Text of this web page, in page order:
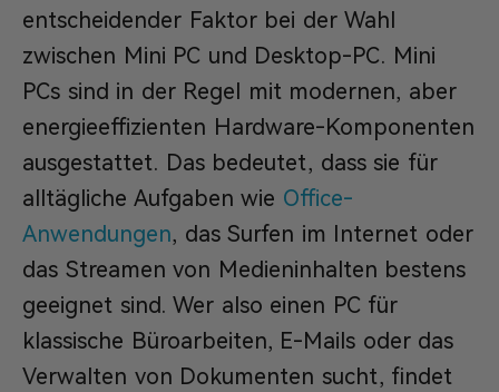
entscheidender Faktor bei der Wahl
zwischen Mini PC und Desktop-PC. Mini
PCs sind in der Regel mit modernen, aber
energieeffizienten Hardware-Komponenten
ausgestattet. Das bedeutet, dass sie für
alltägliche Aufgaben wie Office-
Anwendungen, das Surfen im Internet oder
das Streamen von Medieninhalten bestens
geeignet sind. Wer also einen PC für
klassische Büroarbeiten, E-Mails oder das
Verwalten von Dokumenten sucht, findet